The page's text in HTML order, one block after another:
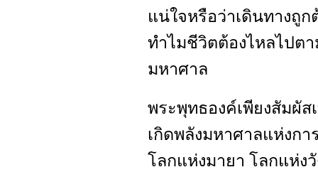
แน่ใจหรือว่าเดินทางถูก
ทำไมชีวิตต้องไหลไปต
มหาศาล
พระพุทธองค์เพียงสัมผั
เกิดพลังมหาศาลแห่งก
โลกแห่งมายา โลกแห่ง